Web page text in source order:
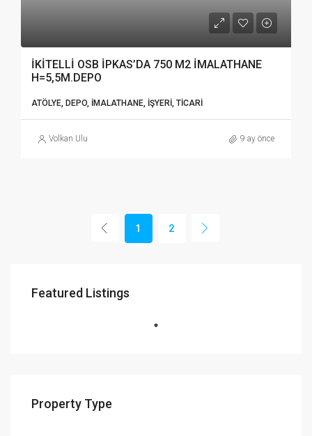
İKİTELLİ OSB İPKAS’DA 750 M2 İMALATHANE
H=5,5M.DEPO
ATÖLYE, DEPO, İMALATHANE, İŞYERI, TICARI
Volkan Ulu 9 ay önce
1 2
Featured Listings
Property Type